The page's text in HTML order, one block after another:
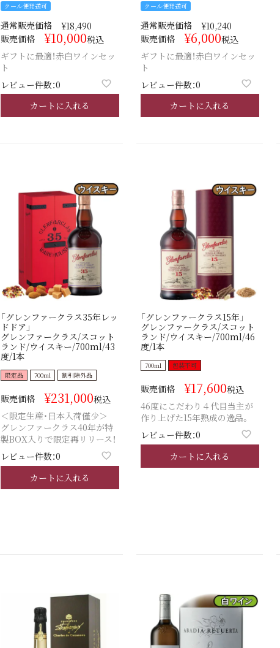
クール便発送可
通常販売価格 ¥18,490
販売価格
¥10,000税込
ギフトに最適！赤白ワインセッ
ト
レビュー件数：0
カートに入れる
クール便発送可
通常販売価格 ¥10,240
販売価格
¥6,000税込
ギフトに最適！赤白ワインセッ
ト
レビュー件数：0
カートに入れる
「グレンファークラス35年レッ
ドドア」
グレンファークラス/スコット
ランド/ウイスキー/700ml/43
度/1本
限定品 700ml 割引除外品
販売価格 ¥231,000税込
＜限定生産・日本入荷僅少＞
グレンファークラス40年が特
製BOX入りで限定再リリース！
レビュー件数：0
カートに入れる
「グレンファークラス15年」
グレンファークラス/スコット
ランド/ウイスキー/700ml/46
度/1本
700ml 包装不可
販売価格 ¥17,600税込
46度にこだわり４代目当主が
作り上げた15年熟成の逸品。
レビュー件数：0
カートに入れる